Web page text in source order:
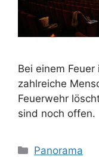
Bei einem
zahlreiche
Feuerwehr
sind noch offen.
Kategorien
Panorama